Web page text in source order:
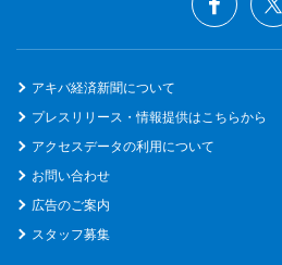
アキバ経済新聞について
プレスリリース・情報提供はこちらから
アクセスデータの利用について
お問い合わせ
広告のご案内
スタッフ募集